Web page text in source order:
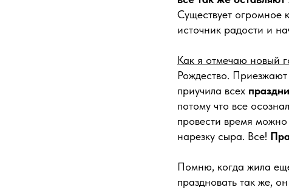
Существует огромное
источник радости и
Как я отмечаю новый
Рождество.
приучила всех
потому что все
провести время
нарезку сыра. Все!
Помню, когда жила
праздновать так же,